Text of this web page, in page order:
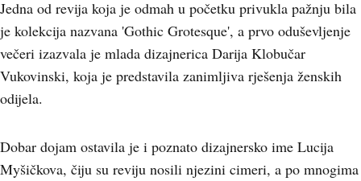
Jedna od revija koja je odmah u početku privukla pažnju bila
je kolekcija nazvana 'Gothic Grotesque', a prvo oduševljenje
večeri izazvala je mlada dizajnerica Darija Klobučar
Vukovinski, koja je predstavila zanimljiva rješenja ženskih
odijela.
Dobar dojam ostavila je i poznato dizajnersko ime Lucija
Myšičkova, čiju su reviju nosili njezini cimeri, a po mnogima